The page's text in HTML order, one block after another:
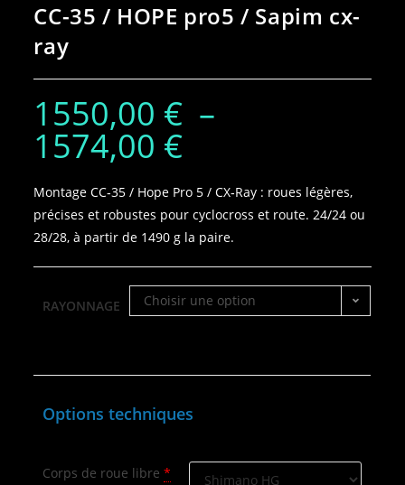
CC-35 / HOPE pro5 / Sapim cx-
ray
1550,00 € –
1574,00 €
Montage CC‑35 / Hope Pro 5 / CX‑Ray : roues légères,
précises et robustes pour cyclocross et route. 24/24 ou
28/28, à partir de 1490 g la paire.
RAYONNAGE Choisir une option
Options techniques
Corps de roue libre *